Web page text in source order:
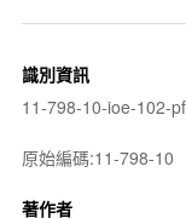
識別資訊
11-798-10-ioe-102-
原始編碼:11-798-10
著作者